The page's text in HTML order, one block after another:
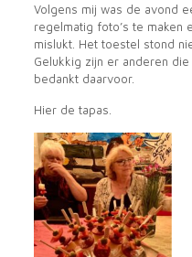
Volgens mij was de avond
regelmatig foto’s te maken
mislukt. Het toestel stond
Gelukkig zijn er anderen
bedankt daarvoor.
Hier de tapas.